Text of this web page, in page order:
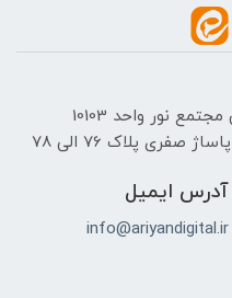
نور واحد 10103
آدرس ایمیل
info@ariyandigital.ir